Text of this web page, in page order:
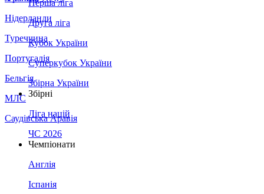
Нідерланди
Туреччина
Португалія
Бельгія
МЛС
Саудівська Аравія
Перша ліга
Друга ліга
Кубок України
Суперкубок України
Збірна України
Збірні
Ліга націй
ЧС 2026
Чемпіонати
Англія
Іспанія